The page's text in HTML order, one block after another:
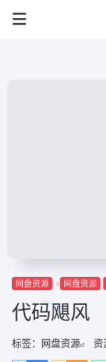
网盘资源 网盘资源
代码飓风
标签： 网盘资源
资